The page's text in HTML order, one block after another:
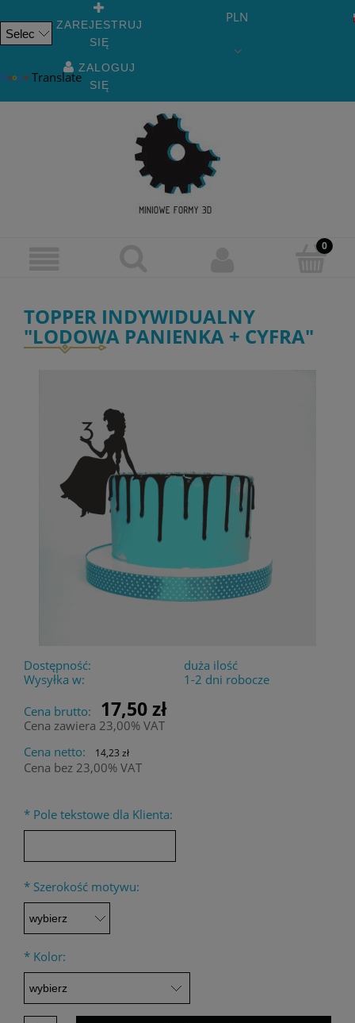
Translate
ZAREJESTRUJ
SIĘ
ZALOGUJ
SIĘ
PLN
TOPPER INDYWIDUALNY
"LODOWA PANIENKA + CYFRA"
Dostępność:
duża ilość
Wysyłka w:
1-2 dni robocze
Cena brutto:
17,50 zł
Cena zawiera 23,00% VAT
Cena netto:
14,23 zł
Cena bez 23,00% VAT
* Pole tekstowe dla Klienta:
* Szerokość motywu:
* Kolor: